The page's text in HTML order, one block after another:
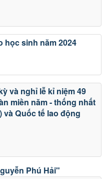
học sinh năm 2024
và nghỉ lễ kỉ niệm 49
miền năm - thống nhất
và Quốc tế lao động
Phú Hải"